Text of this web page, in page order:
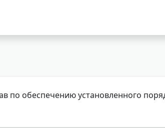
по обеспечению установленного